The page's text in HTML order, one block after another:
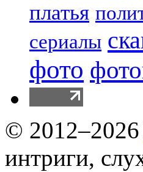
платья
сериалы
фото
© 2012–2026
интриги,